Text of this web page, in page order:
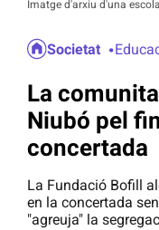
Imatge d'arxiu d'una
Societat
La
Niubó pel
concertada
La Fundació Bofill
en la concertada
"agreuja" la